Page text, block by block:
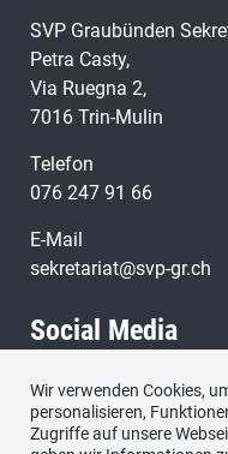
SVP Graubünden
Petra Casty,
Via Ruegna 2,
7016 Trin-Mulin
Telefon
076 247 91 66
E-Mail
sekretariat@svp-gr.ch
Social Media
Besuchen Sie uns bei:
Wir verwenden Cookies,
personalisieren,
Zugriffe auf unsere